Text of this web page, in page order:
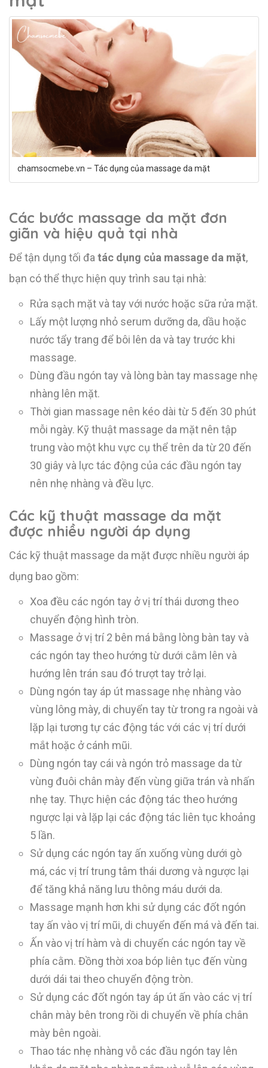
chamsocmebe.vn – Tác dụng của massage da mặt
Các bước massage da mặt đơn
giãn và hiệu quả tại nhà
Để tận dụng tối đa tác dụng của massage da mặt,
bạn có thể thực hiện quy trình sau tại nhà:
Rửa sạch mặt và tay với nước hoặc sữa rửa mặt.
Lấy một lượng nhỏ serum dưỡng da, dầu hoặc
nước tẩy trang để bôi lên da và tay trước khi
massage.
Dùng đầu ngón tay và lòng bàn tay massage nhẹ
nhàng lên mặt.
Thời gian massage nên kéo dài từ 5 đến 30 phút
mỗi ngày. Kỹ thuật massage da mặt nên tập
trung vào một khu vực cụ thể trên da từ 20 đến
30 giây và lực tác động của các đầu ngón tay
nên nhẹ nhàng và đều lực.
Các kỹ thuật massage da mặt
được nhiều người áp dụng
Các kỹ thuật massage da mặt được nhiều người áp
dụng bao gồm:
Xoa đều các ngón tay ở vị trí thái dương theo
chuyển động hình tròn.
Massage ở vị trí 2 bên má bằng lòng bàn tay và
các ngón tay theo hướng từ dưới cằm lên và
hướng lên trán sau đó trượt tay trở lại.
Dùng ngón tay áp út massage nhẹ nhàng vào
vùng lông mày, di chuyển tay từ trong ra ngoài và
lặp lại tương tự các động tác với các vị trí dưới
mắt hoặc ở cánh mũi.
Dùng ngón tay cái và ngón trỏ massage da từ
vùng đuôi chân mày đến vùng giữa trán và nhấn
nhẹ tay. Thực hiện các động tác theo hướng
ngược lại và lặp lại các động tác liên tục khoảng
5 lần.
Sử dụng các ngón tay ấn xuống vùng dưới gò
má, các vị trí trung tâm thái dương và ngược lại
để tăng khả năng lưu thông máu dưới da.
Massage mạnh hơn khi sử dụng các đốt ngón
tay ấn vào vị trí mũi, di chuyển đến má và đến tai.
Ấn vào vị trí hàm và di chuyển các ngón tay về
phía cằm. Đồng thời xoa bóp liên tục đến vùng
dưới dái tai theo chuyển động tròn.
Sử dụng các đốt ngón tay áp út ấn vào các vị trí
chân mày bên trong rồi di chuyển về phía chân
mày bên ngoài.
Thao tác nhẹ nhàng vỗ các đầu ngón tay lên